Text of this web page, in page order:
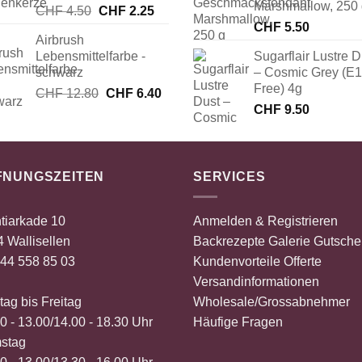
CHF4.50 Ursprünglicher
CHF 4.50
CHF2.25Aktueller
CHF 2.25.
Airbrush
Lebensmittelfarbe -
schwarz
CHF12.80 Ursprünglicher
CHF 12.80
CHF6.40Aktueller
CHF 6.40.
Marshmallow, 250
CHF 5.50
Sugarflair Lustre
– Cosmic Grey
Free) 4g
CHF 9.50
10
Wallisellen
558 85 03
bis Freitag
- 13.00/14.00 - 18.30 Uhr
SERVICES
Anmelden & Registrieren
Backrezepte Galerie
Kundenvorteile Offerte
Versandinformationen
Wholesale/Grossabnehmer
Häufige Fragen